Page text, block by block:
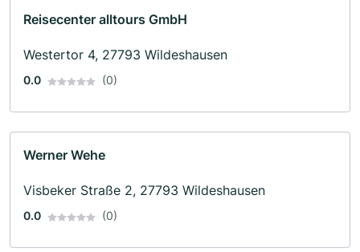
Reisecenter alltours GmbH
Westertor 4, 27793 Wildeshausen
0.0 (0)
Werner Wehe
Visbeker Straße 2, 27793 Wildeshausen
0.0 (0)